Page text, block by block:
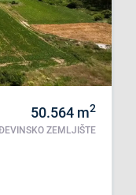
50.564 m2
ZEMLJIŠTE